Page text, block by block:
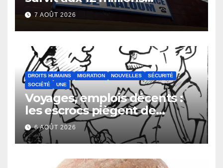
détournés
7 AOÛT 2026
DROITS HUMAINS MIGRATION NOUVELLES
SÉCURITÉ
SOCIÉTÉ
UNE
Voyages, emplois décents :
les escrocs piègent de
nombreux jeunes
6 AOÛT 2026